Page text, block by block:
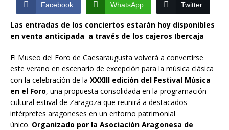
Facebook WhatsApp Twitter
Las entradas de los conciertos estarán hoy disponibles
en venta anticipada a través de los cajeros Ibercaja
El Museo del Foro de Caesaraugusta volverá a convertirse
este verano en escenario de excepción para la música clásica
con la celebración de la XXXIII edición del Festival Música
en el Foro, una propuesta consolidada en la programación
cultural estival de Zaragoza que reunirá a destacados
intérpretes aragoneses en un entorno patrimonial
único. Organizado por la Asociación Aragonesa de